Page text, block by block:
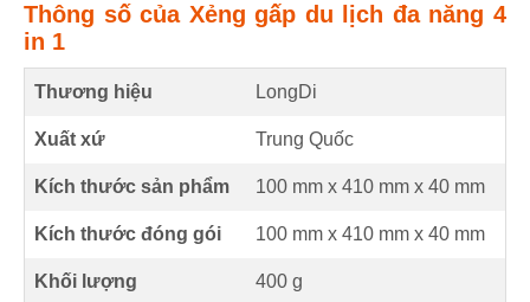
Thông số của Xẻng gấp du lịch đa năng 4
in 1
Thương hiệu LongDi
Xuất xứ Trung Quốc
Kích thước sản phẩm 100 mm x 410 mm x 40 mm
Kích thước đóng gói 100 mm x 410 mm x 40 mm
Khối lượng 400 g